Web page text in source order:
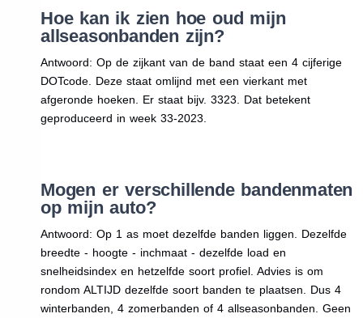
Hoe kan ik zien hoe oud mijn
allseasonbanden zijn?
Antwoord: Op de zijkant van de band staat een 4 cijferige
DOTcode. Deze staat omlijnd met een vierkant met
afgeronde hoeken. Er staat bijv. 3323. Dat betekent
geproduceerd in week 33-2023.
Mogen er verschillende bandenmaten
op mijn auto?
Antwoord: Op 1 as moet dezelfde banden liggen. Dezelfde
breedte - hoogte - inchmaat - dezelfde load en
snelheidsindex en hetzelfde soort profiel. Advies is om
rondom ALTIJD dezelfde soort banden te plaatsen. Dus 4
winterbanden, 4 zomerbanden of 4 allseasonbanden. Geen